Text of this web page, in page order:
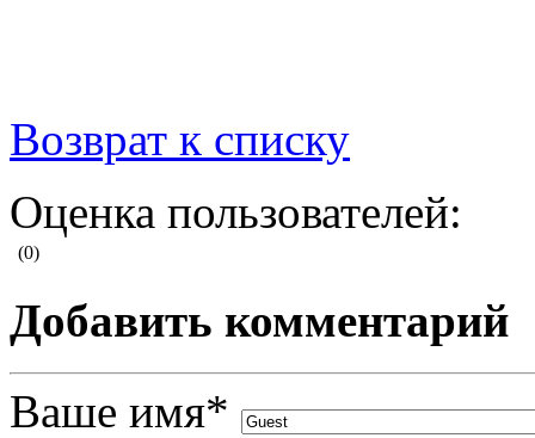
Возврат к списку
Оценка пользователей:
(0)
Добавить комментарий
Ваше имя*